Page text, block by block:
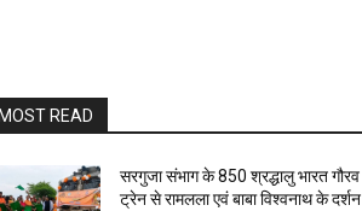
READ
सरगुजा संभाग के 850 श्रद्धालु भारत गौरव
ट्रेन से रामलला एवं बाबा विश्वनाथ के दर्शन